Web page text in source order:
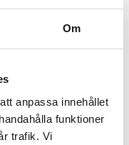
Om
anpassa innehållet
funktioner
trafik. Vi
som tusentals
detta också?